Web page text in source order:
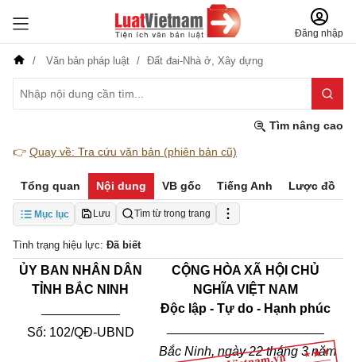
Đăng nhập
Văn bản pháp luật Đất đai-Nhà ở, Xây dựng
Tìm nâng cao
👉 Quay về: Tra cứu văn bản (phiên bản cũ)
Tổng quan Nội dung VB gốc Tiếng Anh Lược đồ
Mục lục Lưu Tìm từ trong trang
Tình trạng hiệu lực: Đã biết
ỦY BAN NHÂN DÂN
TỈNH BẮC NINH
Số: 102/QĐ-UBND
CỘNG HÒA XÃ HỘI CHỦ
NGHĨA VIỆT NAM
Độc lập - Tự do - Hạnh phúc
Bắc Ninh, ngày 22 tháng 3 năm